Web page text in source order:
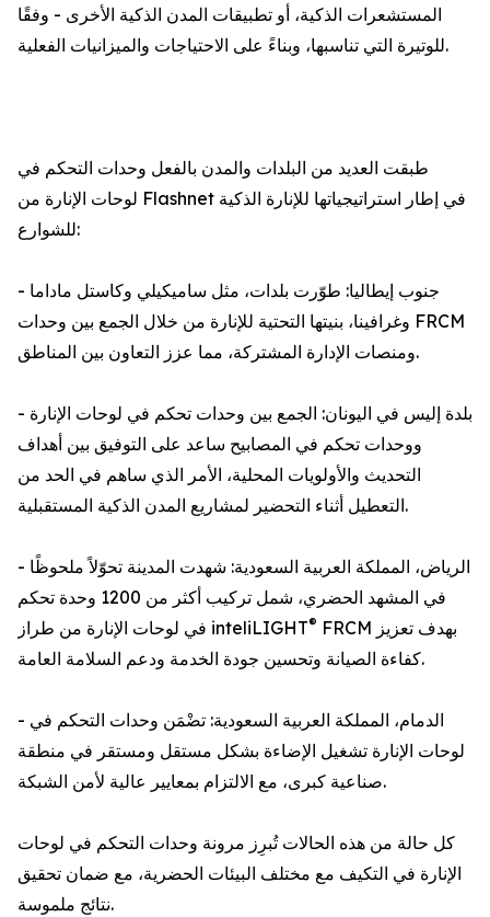
المستشعرات الذكية، أو تطبيقات المدن الذكية الأخرى - وفقًا
للوتيرة التي تناسبها، وبناءً على الاحتياجات والميزانيات الفعلية.
طبقت العديد من البلدات والمدن بالفعل وحدات التحكم في
لوحات الإنارة من Flashnet في إطار استراتيجياتها للإنارة الذكية
للشوارع:
- جنوب إيطاليا: طوّرت بلدات، مثل ساميكيلي وكاستل ماداما
وغرافينا، بنيتها التحتية للإنارة من خلال الجمع بين وحدات FRCM
ومنصات الإدارة المشتركة، مما عزز التعاون بين المناطق.
- بلدة إليس في اليونان: الجمع بين وحدات تحكم في لوحات الإنارة
ووحدات تحكم في المصابيح ساعد على التوفيق بين أهداف
التحديث والأولويات المحلية، الأمر الذي ساهم في الحد من
التعطيل أثناء التحضير لمشاريع المدن الذكية المستقبلية.
- الرياض، المملكة العربية السعودية: شهدت المدينة تحوّلاً ملحوظًا
في المشهد الحضري، شمل تركيب أكثر من 1200 وحدة تحكم
في لوحات الإنارة من طراز inteliLIGHT® FRCM بهدف تعزيز
كفاءة الصيانة وتحسين جودة الخدمة ودعم السلامة العامة.
- الدمام، المملكة العربية السعودية: تضْمَن وحدات التحكم في
لوحات الإنارة تشغيل الإضاءة بشكل مستقل ومستقر في منطقة
صناعية كبرى، مع الالتزام بمعايير عالية لأمن الشبكة.
كل حالة من هذه الحالات تُبرِز مرونة وحدات التحكم في لوحات
الإنارة في التكيف مع مختلف البيئات الحضرية، مع ضمان تحقيق
نتائج ملموسة.